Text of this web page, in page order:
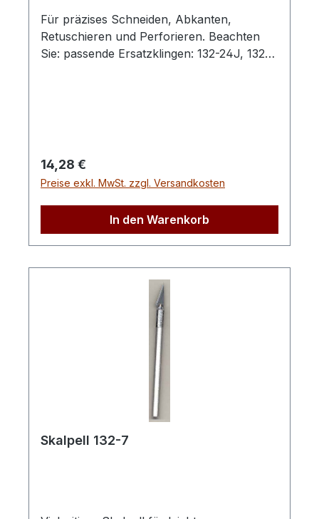
Für präzises Schneiden, Abkanten,
Retuschieren und Perforieren. Beachten
Sie: passende Ersatzklingen: 132-24J, 132-
Regulärer Preis:
14,28 €
Preise exkl. MwSt. zzgl. Versandkosten
In den Warenkorb
Skalpell 132-7